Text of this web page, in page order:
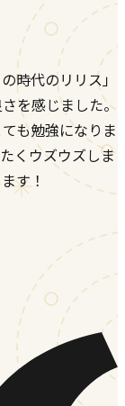
時代のリリス」
を感じました。
も勉強になりま
くウズウズしま
す！